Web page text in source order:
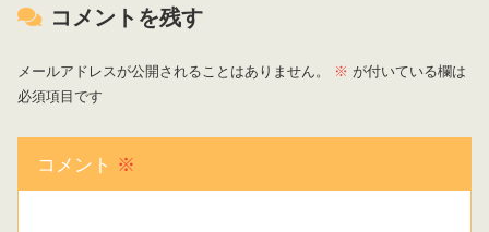
コメントを残す
メールアドレスが公開されることはありません。 ※ が付いている欄は
必須項目です
コメント ※